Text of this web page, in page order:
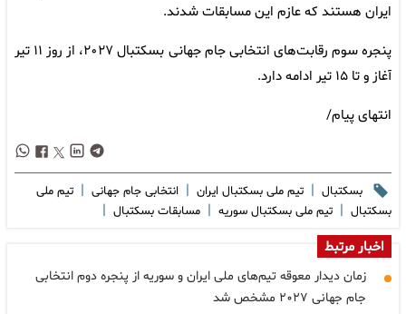
ایران هستند که عازم این مسابقات شدند.
پنجره سوم رقابت‌های انتخابی جام جهانی بسکتبال ۲۰۲۷، از روز ۱۱ تیر
آغاز و تا ۱۵ تیر ادامه دارد.
انتهای پیام/
بسکتبال | تیم ملی بسکتبال ایران | انتخابی جام جهانی | تیم ملی
بسکتبال | تیم ملی بسکتبال سوریه | مسابقات بسکتبال |
اخبار مرتبط
زمان دیدار معوقه تیم‌های ملی ایران و سوریه از پنجره دوم انتخابی
جام جهانی ۲۰۲۷ مشخص شد